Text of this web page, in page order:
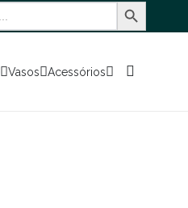
Vasos Acessórios